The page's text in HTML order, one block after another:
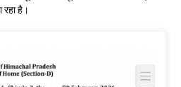
रहा है।